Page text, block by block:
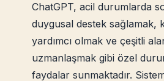
ChatGPT, acil durumlarda
duygusal destek sağlamak,
yardımcı olmak ve çeşitli
uzmanlaşmak gibi özel
faydalar sunmaktadır.